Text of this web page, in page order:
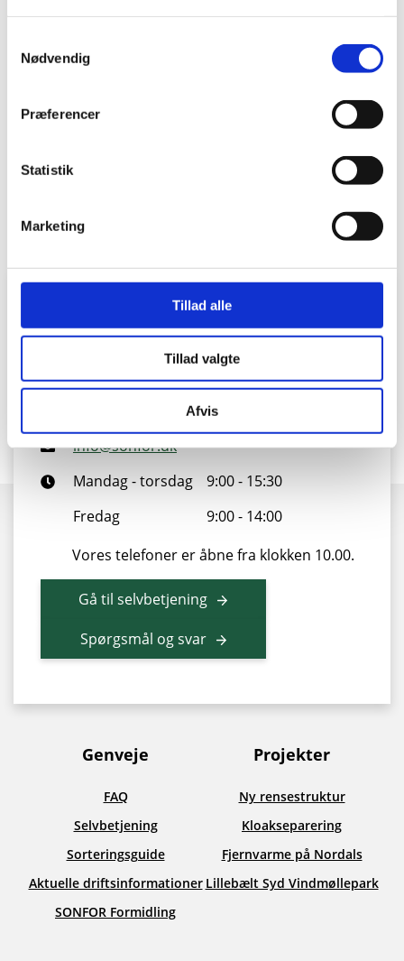
Nødvendig
Præferencer
Statistik
Marketing
Tillad alle
Tillad valgte
Afvis
Hvad sker der med affaldet?
Indholdet af din restaffaldsbeholder bliver afleveret
på forbrændingsanlægget. Energien fra
varme.
Kontakt vores kundeservice
Vi er klar til at hjælpe dig
info@sonfor.dk
Mandag - torsdag
9:00 - 15:30
Fredag
9:00 - 14:00
Vores telefoner er åbne fra klokken 10.00.
Gå til selvbetjening
Spørgsmål og svar
Genveje
FAQ
Selvbetjening
Sorteringsguide
Aktuelle driftsinformationer
SONFOR Formidling
Projekter
Ny rensestruktur
Kloakseparering
Fjernvarme på Nordals
Lillebælt Syd Vindmøllepark